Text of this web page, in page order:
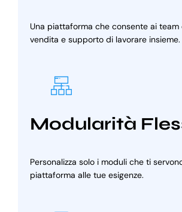
Una piattaforma che consente ai team
vendita e supporto di lavorare insieme.
Modularità
Personalizza solo i moduli che ti
piattaforma alle tue esigenze.